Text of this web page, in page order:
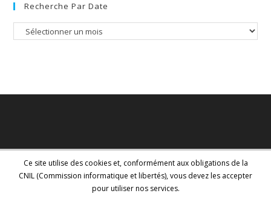
Recherche Par Date
Recherche
Ce site utilise des cookies et, conformément aux obligations de la
CNIL (Commission informatique et libertés), vous devez les accepter
pour utiliser nos services.